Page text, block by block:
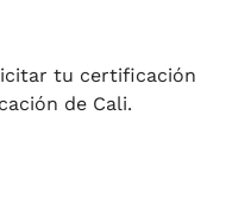
tu certificación
de Cali.